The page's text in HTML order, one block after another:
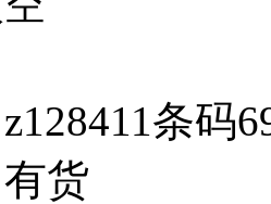
条码
货